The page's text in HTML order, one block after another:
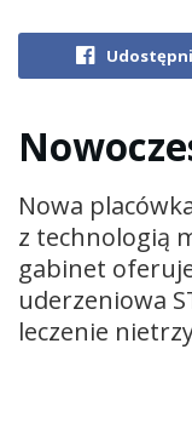
Nowa
z technologią
gabinet
uderzeniowa
leczenie